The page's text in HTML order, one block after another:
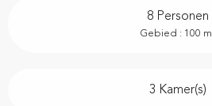
8 Personen
Gebied : 100 m
3 Kamer(s)